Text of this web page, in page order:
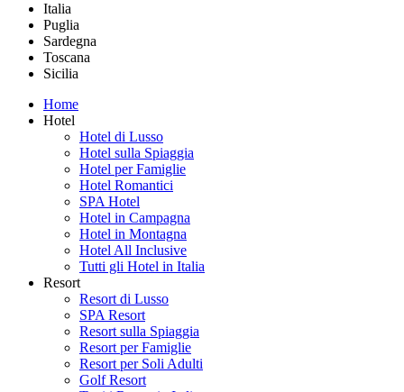
Italia
Puglia
Sardegna
Toscana
Sicilia
Home
Hotel
Hotel di Lusso
Hotel sulla Spiaggia
Hotel per Famiglie
Hotel Romantici
SPA Hotel
Hotel in Campagna
Hotel in Montagna
Hotel All Inclusive
Tutti gli Hotel in Italia
Resort
Resort di Lusso
SPA Resort
Resort sulla Spiaggia
Resort per Famiglie
Resort per Soli Adulti
Golf Resort